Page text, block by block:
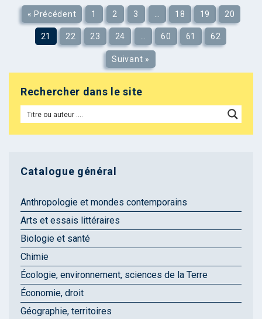
« Précédent 1 2 3 18 19 20
21 22 23 24 … 60 61 62
Suivant »
Rechercher dans le site
Catalogue général
Anthropologie et mondes contemporains
Arts et essais littéraires
Biologie et santé
Chimie
Écologie, environnement, sciences de la Terre
Économie, droit
Géographie, territoires